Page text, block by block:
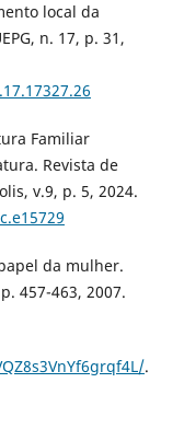
local da
n. 17, p. 31,
Familiar
Revista de
v.9, p. 5, 2024.
da mulher.
457-463, 2007.
.